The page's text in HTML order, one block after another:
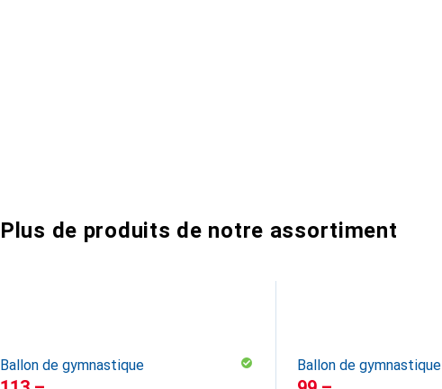
Plus de produits de notre assortiment
Ballon de gymnastique Ballon de gymnastique